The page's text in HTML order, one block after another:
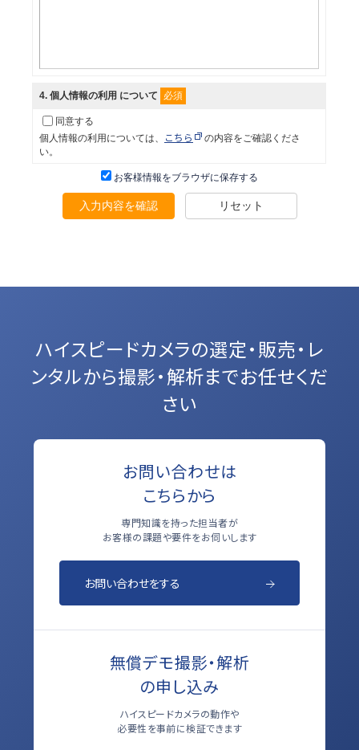
4. 個人情報の利用 について 必須
同意する
個人情報の利用については、
こちら
の内容をご確認くださ
い。
お客様情報をブラウザに保存する
入力内容を確認 リセット
ハイスピードカメラの選定・販売・レ
ンタルから撮影・解析までお任せくだ
さい
お問い合わせは
こちらから
専門知識を持った担当者が
お客様の課題や要件をお伺いします
お問い合わせをする
無償デモ撮影・解析
の申し込み
ハイスピードカメラの動作や
必要性を事前に検証できます